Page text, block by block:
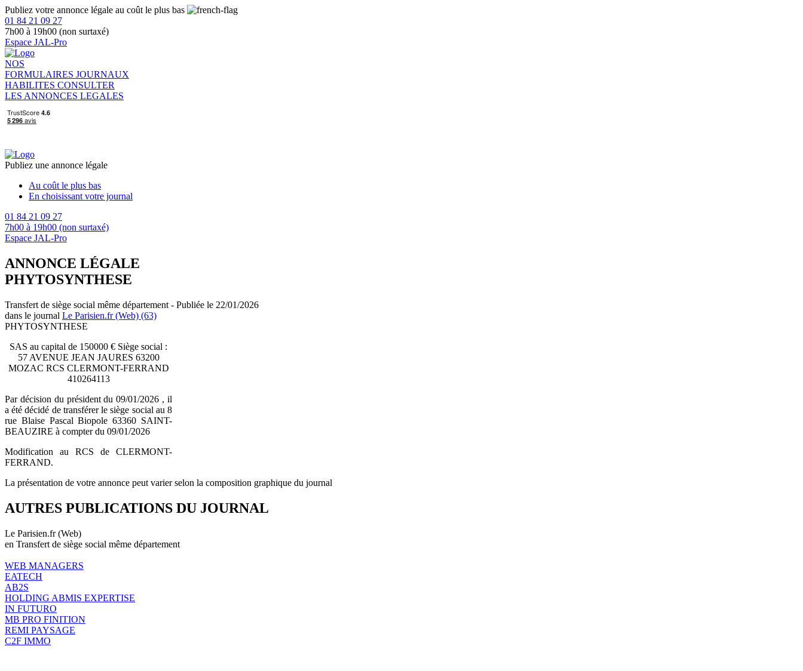
Publiez votre annonce légale au coût le plus bas
01 84 21 09 27
7h00 à 19h00 (non surtaxé)
Espace JAL-Pro
NOS
FORMULAIRES JOURNAUX
HABILITES CONSULTER
LES ANNONCES LEGALES
Publiez une annonce légale
Au coût le plus bas
En choisissant votre journal
01 84 21 09 27
7h00 à 19h00 (non surtaxé)
Espace JAL-Pro
ANNONCE LÉGALE
PHYTOSYNTHESE
Transfert de siège social même département - Publiée le 22/01/2026
dans le journal Le Parisien.fr (Web) (63)
PHYTOSYNTHESE
SAS au capital de 150000 € Siège social :
57 AVENUE JEAN JAURES 63200
MOZAC RCS CLERMONT-FERRAND
410264113
Par décision du président du 09/01/2026 , il
a été décidé de transférer le siège social au 8
rue Blaise Pascal Biopole 63360 SAINT-
BEAUZIRE à compter du 09/01/2026
Modification au RCS de CLERMONT-
FERRAND.
La présentation de votre annonce peut varier selon la composition graphique du journal
AUTRES PUBLICATIONS DU JOURNAL
Le Parisien.fr (Web)
en Transfert de siège social même département
WEB MANAGERS
EATECH
AB2S
HOLDING ABMIS EXPERTISE
IN FUTURO
MB PRO FINITION
REMI PAYSAGE
C2F IMMO